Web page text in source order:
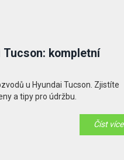
Tucson: kompletní
u Hyundai Tucson. Zjistíte
a tipy pro údržbu.
Číst více